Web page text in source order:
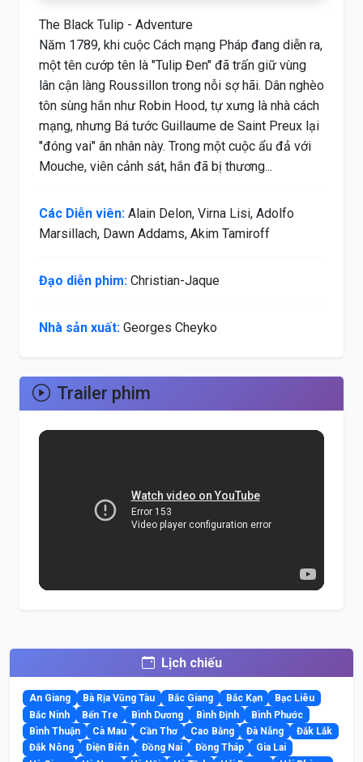
The Black Tulip - Adventure
Năm 1789, khi cuộc Cách mạng Pháp đang diễn ra,
một tên cướp tên là "Tulip Đen" đã trấn giữ vùng
lân cận làng Roussillon trong nỗi sợ hãi. Dân nghèo
tôn sùng hắn như Robin Hood, tự xưng là nhà cách
mạng, nhưng Bá tước Guillaume de Saint Preux lại
"đóng vai" ân nhân này. Trong một cuộc ẩu đả với
Mouche, viên cảnh sát, hắn đã bị thương...
Các Diễn viên: Alain Delon, Virna Lisi, Adolfo
Marsillach, Dawn Addams, Akim Tamiroff
Đạo diễn phim: Christian-Jaque
Nhà sản xuất: Georges Cheyko
Trailer phim
Lịch chiếu
An Giang Bà Rịa Vũng Tàu Bắc Giang Bắc Kạn
Bạc Liêu
Bắc Ninh
Bến Tre Bình Dương Bình Định
Bình Phước
Bình Thuận
Cà Mau Cần Thơ Cao Bằng Đà Nẵng
Đắk Lắk
Đắk Nông
Điện Biên Đồng Nai Đồng Tháp
Gia Lai